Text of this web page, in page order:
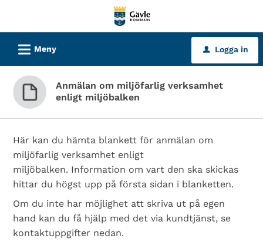
tjänster
Gävle
kommun
L Meny u Logga in
Anmälan om miljöfarlig verksamhet
enligt miljöbalken
Här kan du hämta blankett för anmälan om
miljöfarlig verksamhet enligt
miljöbalken. Information om vart den ska skickas
hittar du högst upp på första sidan i blanketten.
Om du inte har möjlighet att skriva ut på egen
hand kan du få hjälp med det via kundtjänst, se
kontaktuppgifter nedan.